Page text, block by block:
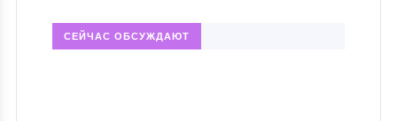
СЕЙЧАС ОБСУЖДАЮТ